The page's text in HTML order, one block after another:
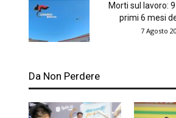
Morti sul lavoro:
primi 6 mesi
7 Agosto
Da Non Perdere